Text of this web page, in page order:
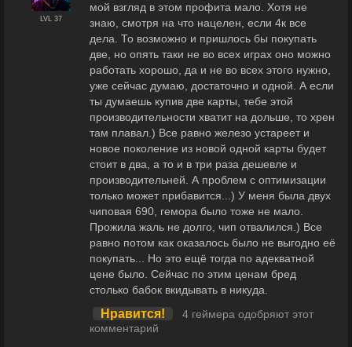
LVL 37
мой взгляд в этом профита мало. Хотя не
знаю, смотря на что нацелен, если 4к все
дела. То возможно и пришлось бы покупать
две, но опять таки не во всех играх оно можно
работать хорошо, да и не во всех этого нужно,
уже сейчас думаю, достаточно и одной. А если
ты думаешь купив две карты, тебе этой
производительности хватит на дольше, то хрен
там плавал.) Все равно железо устареет и
новое поколение из новой одной карты будет
стоит в два, а то и в три раза дешевле и
производительней. А проблем с оптимизации
только может прибавится...) У меня была двух
чиповая 690, гемора было тоже не мало.
Прожила жаль не долго, чип отвалился.) Все
равно потом как оказалось было не выгодно её
покупать... Но это ещё тогда по адекватной
цене было. Сейчас по этим ценам бред
столько бабок вкидывать в никуда.
Нравится!
4 геймера одобряют этот
комментарий